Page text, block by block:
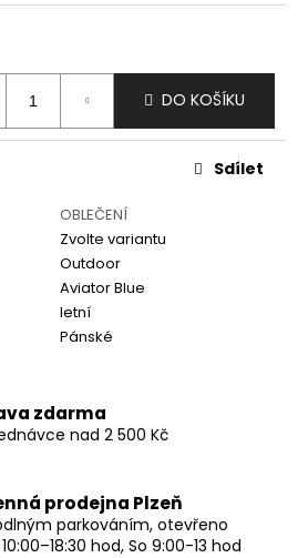
DO KOŠÍKU
OBLEČENÍ
Zvolte variantu
Outdoor
Aviator Blue
letní
Pánské
Sdílet
zdarma
nad 2 500 Kč
prodejna Plzeň
parkováním, otevřeno
hod, So 9:00-13 hod